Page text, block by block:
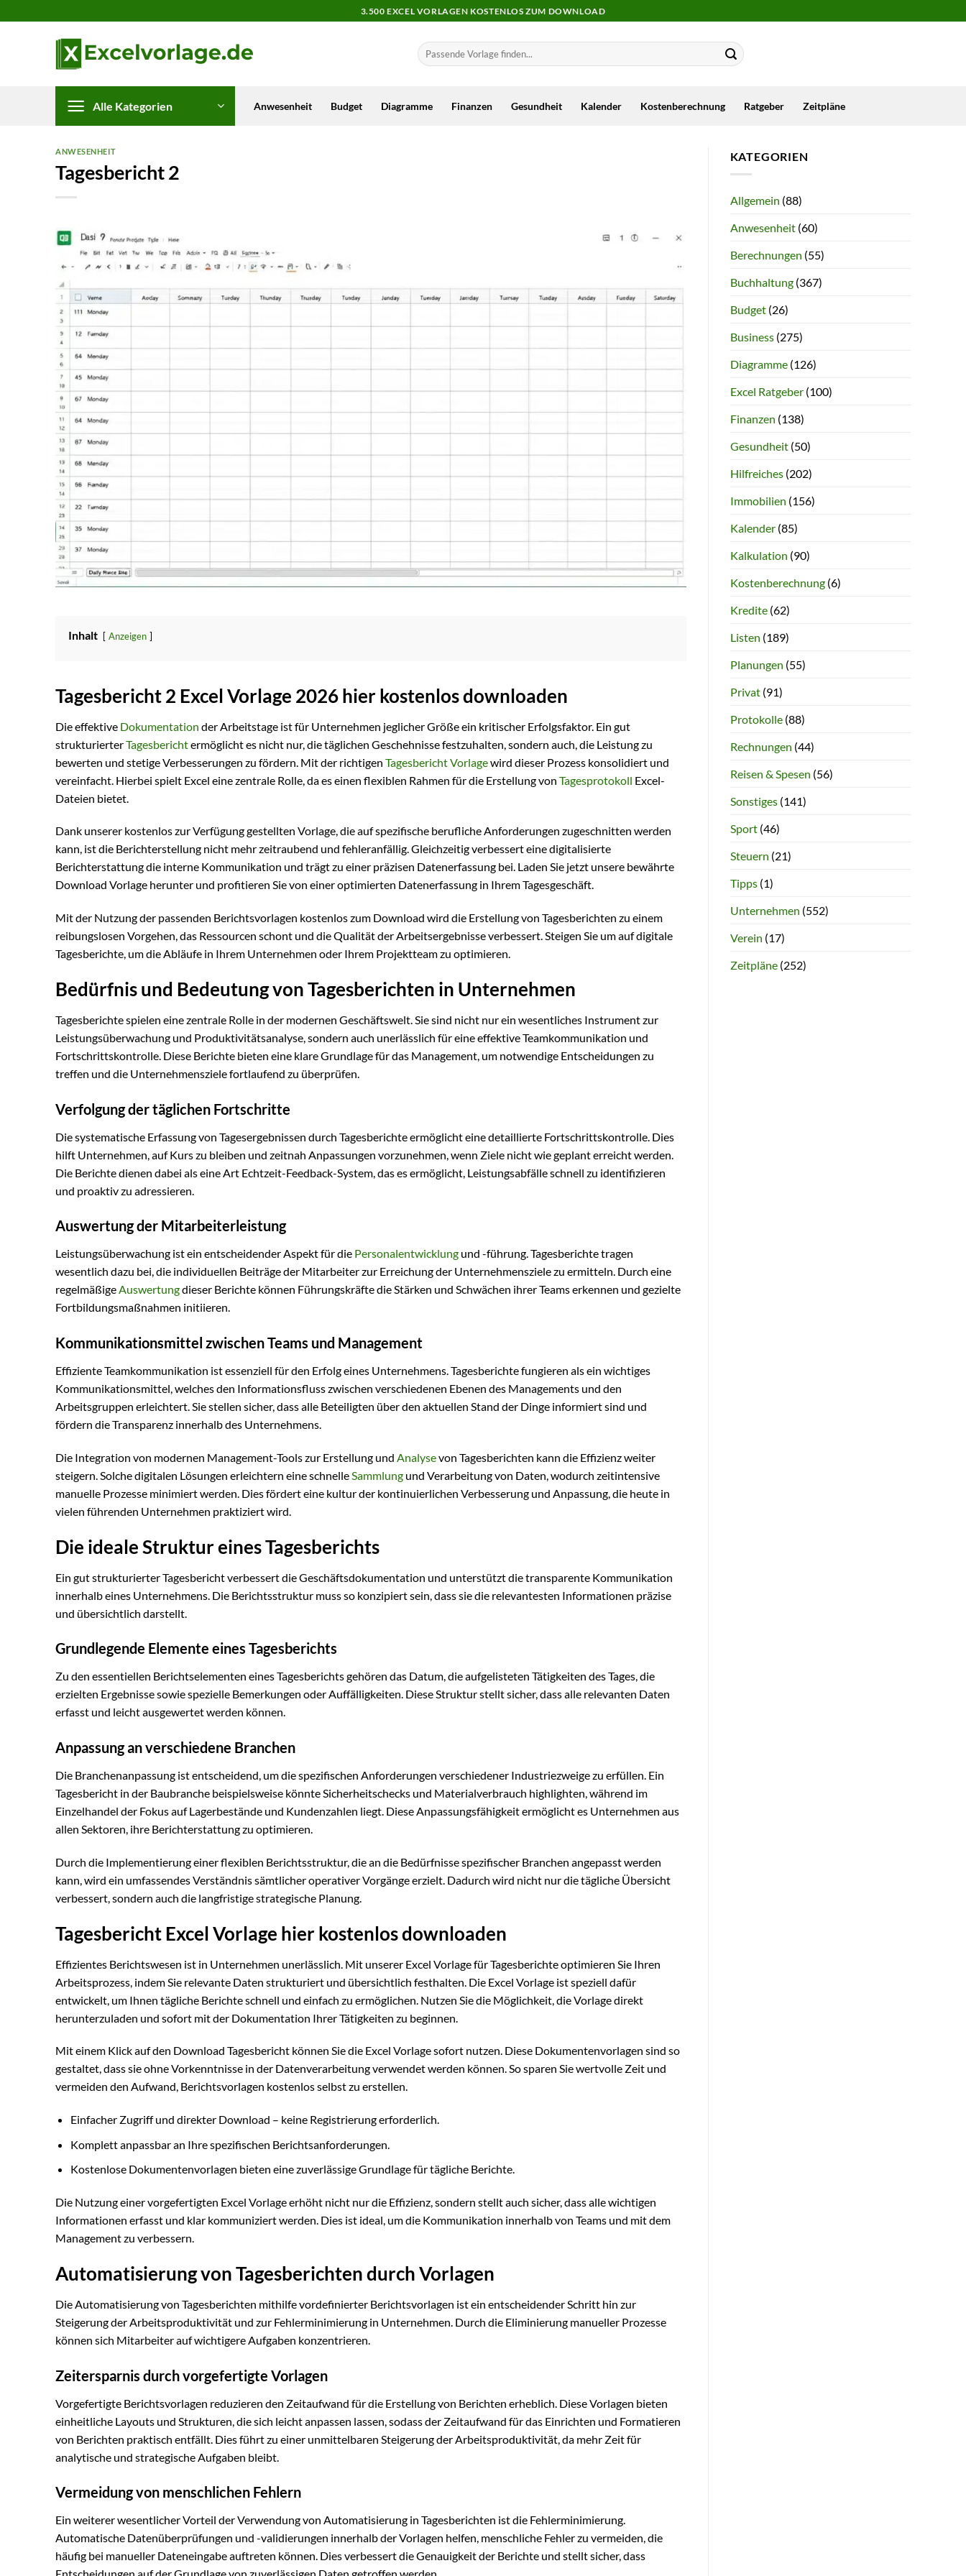
Inhalt
3.500 EXCEL VORLAGEN KOSTENLOS ZUM DOWNLOAD
Alle Kategorien Anwesenheit Budget Diagramme Finanzen Gesundheit Kalender Kostenberechnung Ratgeber Zeitpläne
ANWESENHEIT
Tagesbericht 2
Inhalt Anzeigen
Tagesbericht 2 Excel Vorlage 2026 hier kostenlos downloaden
Die effektive Dokumentation der Arbeitstage ist für Unternehmen jeglicher Größe ein kritischer Erfolgsfaktor. Ein gut
strukturierterTagesberichtermöglicht es nicht nur, die täglichen Geschehnisse festzuhalten, sondern auch, die Leistung zu
bewerten und stetige Verbesserungen zu fördern. Mit der richtigen Tagesbericht Vorlagewird dieser Prozess konsolidiert und
vereinfacht. Hierbei spielt Excel eine zentrale Rolle, da es einen flexiblen Rahmen für die Erstellung von Tagesprotokoll Excel-
Dateien bietet.
Dank unserer kostenlos zur Verfügung gestellten Vorlage, die auf spezifische berufliche Anforderungen zugeschnitten werden
kann, ist die Berichterstellung nicht mehr zeitraubend und fehleranfällig. Gleichzeitig verbessert eine digitalisierte
Berichterstattung die interne Kommunikation und trägt zu einer präzisen Datenerfassung bei. Laden Sie jetzt unsere bewährte
Download Vorlage herunter und profitieren Sie von einer optimierten Datenerfassung in Ihrem Tagesgeschäft.
Mit der Nutzung der passenden Berichtsvorlagen kostenlos zum Download wird die Erstellung von Tagesberichten zu einem
reibungslosen Vorgehen, das Ressourcen schont und die Qualität der Arbeitsergebnisse verbessert. Steigen Sie um auf digitale
Tagesberichte, um die Abläufe in Ihrem Unternehmen oder Ihrem Projektteam zu optimieren.
Bedürfnis und Bedeutung von Tagesberichten in Unternehmen
Tagesberichte spielen eine zentrale Rolle in der modernen Geschäftswelt. Sie sind nicht nur ein wesentliches Instrument zur
Leistungsüberwachung und Produktivitätsanalyse, sondern auch unerlässlich für eine effektive Teamkommunikation und
Fortschrittskontrolle. Diese Berichte bieten eine klare Grundlage für das Management, um notwendige Entscheidungen zu
treffen und die Unternehmensziele fortlaufend zu überprüfen.
Verfolgung der täglichen Fortschritte
Die systematische Erfassung von Tagesergebnissen durch Tagesberichte ermöglicht eine detaillierte Fortschrittskontrolle. Dies
hilft Unternehmen, auf Kurs zu bleiben und zeitnah Anpassungen vorzunehmen, wenn Ziele nicht wie geplant erreicht werden.
Die Berichte dienen dabei als eine Art Echtzeit-Feedback-System, das es ermöglicht, Leistungsabfälle schnell zu identifizieren
und proaktiv zu adressieren.
Auswertung der Mitarbeiterleistung
Leistungsüberwachung ist ein entscheidender Aspekt für die Personalentwicklung und -führung. Tagesberichte tragen
wesentlich dazu bei, die individuellen Beiträge der Mitarbeiter zur Erreichung der Unternehmensziele zu ermitteln. Durch eine
regelmäßigeAuswertungdieser Berichte können Führungskräfte die Stärken und Schwächen ihrer Teams erkennen und gezielte
Fortbildungsmaßnahmen initiieren.
Kommunikationsmittel zwischen Teams und Management
Effiziente Teamkommunikation ist essenziell für den Erfolg eines Unternehmens. Tagesberichte fungieren als ein wichtiges
Kommunikationsmittel, welches den Informationsfluss zwischen verschiedenen Ebenen des Managements und den
Arbeitsgruppen erleichtert. Sie stellen sicher, dass alle Beteiligten über den aktuellen Stand der Dinge informiert sind und
fördern die Transparenz innerhalb des Unternehmens.
Die Integration von modernen Management-Tools zur Erstellung und Analysevon Tagesberichten kann die Effizienz weiter
steigern. Solche digitalen Lösungen erleichtern eine schnelleSammlung und Verarbeitung von Daten, wodurch zeitintensive
manuelle Prozesse minimiert werden. Dies fördert eine kultur der kontinuierlichen Verbesserung und Anpassung, die heute in
vielen führenden Unternehmen praktiziert wird.
Die ideale Struktur eines Tagesberichts
Ein gut strukturierter Tagesbericht verbessert die Geschäftsdokumentation und unterstützt die transparente Kommunikation
innerhalb eines Unternehmens. Die Berichtsstruktur muss so konzipiert sein, dass sie die relevantesten Informationen präzise
und übersichtlich darstellt.
Grundlegende Elemente eines Tagesberichts
Zu den essentiellen Berichtselementen eines Tagesberichts gehören das Datum, die aufgelisteten Tätigkeiten des Tages, die
erzielten Ergebnisse sowie spezielle Bemerkungen oder Auffälligkeiten. Diese Struktur stellt sicher, dass alle relevanten Daten
erfasst und leicht ausgewertet werden können.
Anpassung an verschiedene Branchen
Die Branchenanpassung ist entscheidend, um die spezifischen Anforderungen verschiedener Industriezweige zu erfüllen. Ein
Tagesbericht in der Baubranche beispielsweise könnte Sicherheitschecks und Materialverbrauch highlighten, während im
Einzelhandel der Fokus auf Lagerbestände und Kundenzahlen liegt. Diese Anpassungsfähigkeit ermöglicht es Unternehmen aus
allen Sektoren, ihre Berichterstattung zu optimieren.
Durch die Implementierung einer flexiblen Berichtsstruktur, die an die Bedürfnisse spezifischer Branchen angepasst werden
kann, wird ein umfassendes Verständnis sämtlicher operativer Vorgänge erzielt. Dadurch wird nicht nur die tägliche Übersicht
verbessert, sondern auch die langfristige strategische Planung.
Tagesbericht Excel Vorlage hier kostenlos downloaden
Effizientes Berichtswesen ist in Unternehmen unerlässlich. Mit unserer Excel Vorlage für Tagesberichte optimieren Sie Ihren
Arbeitsprozess, indem Sie relevante Daten strukturiert und übersichtlich festhalten. Die Excel Vorlage ist speziell dafür
entwickelt, um Ihnen tägliche Berichte schnell und einfach zu ermöglichen. Nutzen Sie die Möglichkeit, die Vorlage direkt
herunterzuladen und sofort mit der Dokumentation Ihrer Tätigkeiten zu beginnen.
Mit einem Klick auf den Download Tagesbericht können Sie die Excel Vorlage sofort nutzen. Diese Dokumentenvorlagen sind so
gestaltet, dass sie ohne Vorkenntnisse in der Datenverarbeitung verwendet werden können. So sparen Sie wertvolle Zeit und
vermeiden den Aufwand, Berichtsvorlagen kostenlos selbst zu erstellen.
Einfacher Zugriff und direkter Download – keine Registrierung erforderlich.
Komplett anpassbar an Ihre spezifischen Berichtsanforderungen.
Kostenlose Dokumentenvorlagen bieten eine zuverlässige Grundlage für tägliche Berichte.
Die Nutzung einer vorgefertigten Excel Vorlage erhöht nicht nur die Effizienz, sondern stellt auch sicher, dass alle wichtigen
Informationen erfasst und klar kommuniziert werden. Dies ist ideal, um die Kommunikation innerhalb von Teams und mit dem
Management zu verbessern.
Automatisierung von Tagesberichten durch Vorlagen
Die Automatisierung von Tagesberichten mithilfe vordefinierter Berichtsvorlagen ist ein entscheidender Schritt hin zur
Steigerung der Arbeitsproduktivität und zur Fehlerminimierung in Unternehmen. Durch die Eliminierung manueller Prozesse
können sich Mitarbeiter auf wichtigere Aufgaben konzentrieren.
Zeitersparnis durch vorgefertigte Vorlagen
Vorgefertigte Berichtsvorlagen reduzieren den Zeitaufwand für die Erstellung von Berichten erheblich. Diese Vorlagen bieten
einheitliche Layouts und Strukturen, die sich leicht anpassen lassen, sodass der Zeitaufwand für das Einrichten und Formatieren
von Berichten praktisch entfällt. Dies führt zu einer unmittelbaren Steigerung der Arbeitsproduktivität, da mehr Zeit für
analytische und strategische Aufgaben bleibt.
Vermeidung von menschlichen Fehlern
Ein weiterer wesentlicher Vorteil der Verwendung von Automatisierung in Tagesberichten ist die Fehlerminimierung.
Automatische Datenüberprüfungen und -validierungen innerhalb der Vorlagen helfen, menschliche Fehler zu vermeiden, die
häufig bei manueller Dateneingabe auftreten können. Dies verbessert die Genauigkeit der Berichte und stellt sicher, dass
KATEGORIEN
Allgemein (88)
Anwesenheit(60)
Berechnungen (55)
Buchhaltung(367)
Budget(26)
Business(275)
Diagramme(126)
Excel Ratgeber(100)
Finanzen (138)
Gesundheit(50)
Hilfreiches(202)
Immobilien (156)
Kalender(85)
Kalkulation (90)
Kostenberechnung(6)
Kredite(62)
Listen (189)
Planungen (55)
Privat(91)
Protokolle(88)
Rechnungen (44)
Reisen & Spesen (56)
Sonstiges(141)
Sport(46)
Steuern (21)
Tipps(1)
Unternehmen (552)
Verein (17)
Zeitpläne(252)